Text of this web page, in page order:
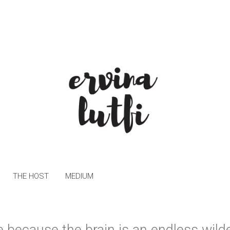
THE HOST MEDIUM